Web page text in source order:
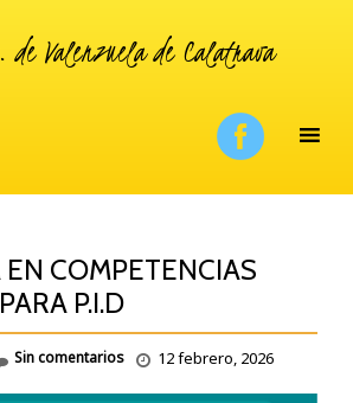
de Valenzuela de Calatrava
COMPETENCIAS
P.I.D
12 febrero, 2026
Sin comentarios